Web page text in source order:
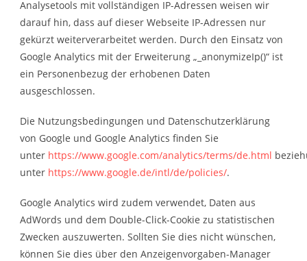
Analysetools mit vollständigen IP-Adressen weisen wir
darauf hin, dass auf dieser Webseite IP-Adressen nur
gekürzt weiterverarbeitet werden. Durch den Einsatz von
Google Analytics mit der Erweiterung „_anonymizeIp()“ ist
ein Personenbezug der erhobenen Daten
ausgeschlossen.
Die Nutzungsbedingungen und Datenschutzerklärung
von Google und Google Analytics finden Sie
unter https://www.google.com/analytics/terms/de.html
unter https://www.google.de/intl/de/policies/.
Google Analytics wird zudem verwendet, Daten aus
AdWords und dem Double-Click-Cookie zu statistischen
Zwecken auszuwerten. Sollten Sie dies nicht wünschen,
können Sie dies über den Anzeigenvorgaben-Manager